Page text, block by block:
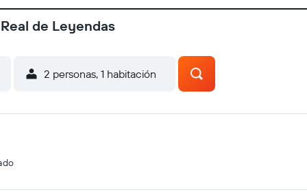
de Leyendas
2 personas, 1 habitación